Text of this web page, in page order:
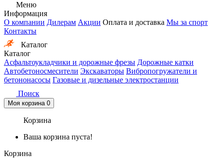
Меню
Информация
О компании Дилерам Акции Оплата и доставка Мы за спорт
Контакты
Каталог
Каталог
Асфальтоукладчики и дорожные фрезы Дорожные катки
Автобетоносмесители Экскаваторы Вибропогружатели и
бетононасосы Газовые и дизельные электростанции
Поиск
Моя корзина 0
Корзина
Ваша корзина пуста!
Корзина